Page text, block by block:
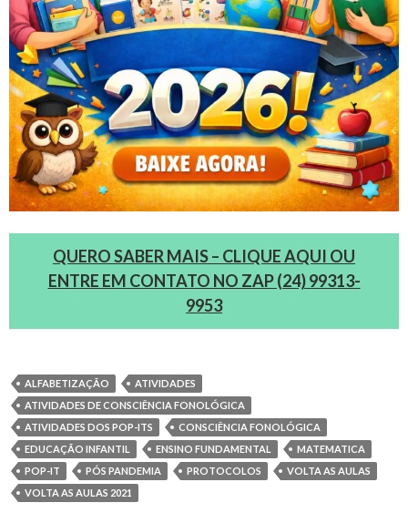
QUERO SABER MAIS – CLIQUE AQUI OU
ENTRE EM CONTATO NO ZAP (24) 99313-
9953
ALFABETIZAÇÃO
ATIVIDADES
ATIVIDADES DE CONSCIÊNCIA FONOLÓGICA
ATIVIDADES DOS POP-ITS
CONSCIÊNCIA FONOLÓGICA
EDUCAÇÃO INFANTIL
ENSINO FUNDAMENTAL
MATEMATICA
POP-IT
PÓS PANDEMIA PROTOCOLOS
VOLTA AS AULAS
VOLTA AS AULAS 2021